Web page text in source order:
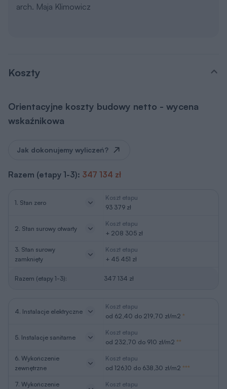
arch. Maja Klimowicz
Koszty
Orientacyjne koszty budowy netto - wycena
wskaźnikowa
Jak dokonujemy wyliczeń?
Razem (etapy 1-3): 347 134 zł
1. Stan zero
Koszt etapu
93 379 zł
2. Stan surowy otwarty
Koszt etapu
+ 208 305 zł
3. Stan surowy
zamknięty
Koszt etapu
+ 45 451 zł
Razem (etapy 1-3): 347 134 zł
4. Instalacje elektryczne
Koszt etapu
od 62,40 do 219,70 zł/m2 *
5. Instalacje sanitarne
Koszt etapu
od 232,70 do 910 zł/m2 **
6. Wykończenie
zewnętrzne
Koszt etapu
od 126,10 do 638,30 zł/m2 ***
7. Wykończenie
Koszt etapu